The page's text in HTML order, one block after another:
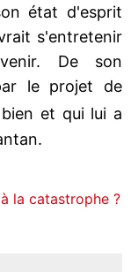
état d'esprit
s'entretenir
De son
le projet de
et qui lui a
la catastrophe ?